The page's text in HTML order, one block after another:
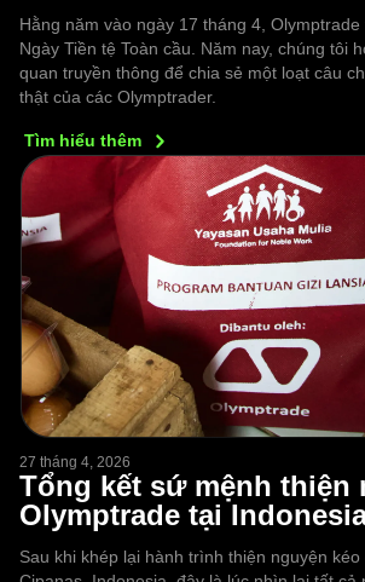
Hằng năm vào ngày 17 tháng 4,
Ngày Tiền tệ Toàn cầu. Năm nay, chúng tôi
quan truyền thông để chia sẻ một loạt câu
thật của các Olymptrader.
Tìm hiểu thêm
27 tháng 4, 2026
Tổng kết sứ mệnh thiện
Olymptrade tại
Sau khi khép lại hành trình thiện nguyện